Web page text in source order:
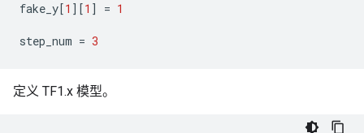
fake_y[1 ][1 ] = 1
step_num = 3
定义 TF1.x 模型。